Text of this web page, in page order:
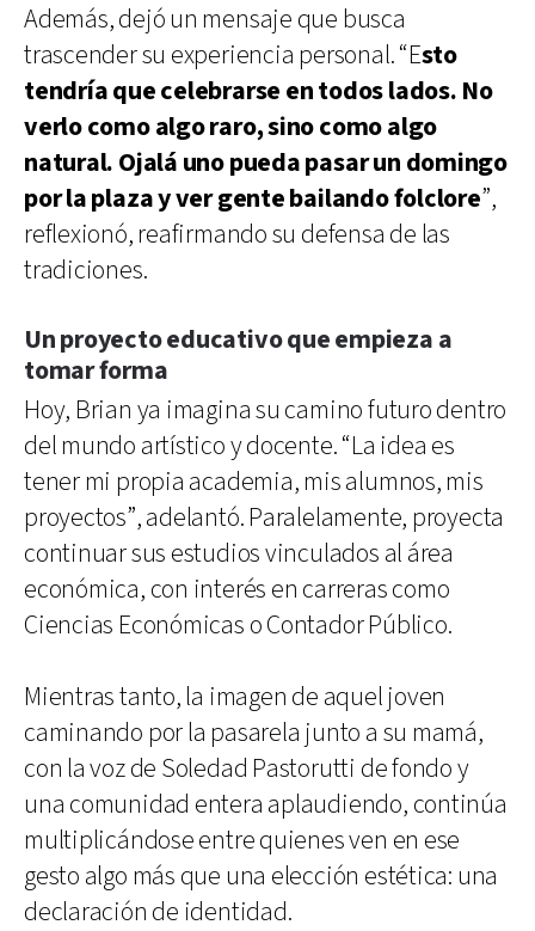
Además, dejó un mensaje que busca
trascender su experiencia personal. “Esto
tendría que celebrarse en todos lados. No
verlo como algo raro, sino como algo
natural. Ojalá uno pueda pasar un domingo
por la plaza y ver gente bailando folclore”,
reflexionó, reafirmando su defensa de las
tradiciones.
Un proyecto educativo que empieza a
tomar forma
Hoy, Brian ya imagina su camino futuro dentro
del mundo artístico y docente. “La idea es
tener mi propia academia, mis alumnos, mis
proyectos”, adelantó. Paralelamente, proyecta
continuar sus estudios vinculados al área
económica, con interés en carreras como
Ciencias Económicas o Contador Público.
Mientras tanto, la imagen de aquel joven
caminando por la pasarela junto a su mamá,
con la voz de Soledad Pastorutti de fondo y
una comunidad entera aplaudiendo, continúa
multiplicándose entre quienes ven en ese
gesto algo más que una elección estética: una
declaración de identidad.